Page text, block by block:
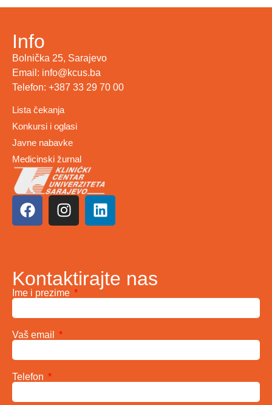
Info
Bolnička 25, Sarajevo
Email: info@kcus.ba
Telefon: +387 33 29 70 00
Lista čekanja
Konkursi i oglasi
Javne nabavke
Medicinski žurnal
Kontaktirajte nas
Ime i prezime
Vaš email
Telefon